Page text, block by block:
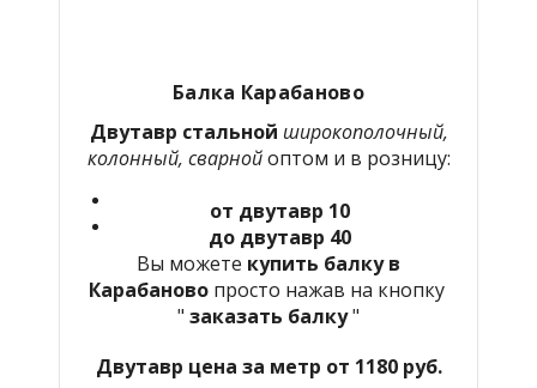
Балка Карабаново
Двутавр стальной широкополочный,
колонный, сварнойоптом и в розницу:
от двутавр 10
до двутавр 40
Вы можете купить балку в
Карабаново просто нажав на кнопку
" заказать балку"
Двутавр цена за метр от 1180 руб.